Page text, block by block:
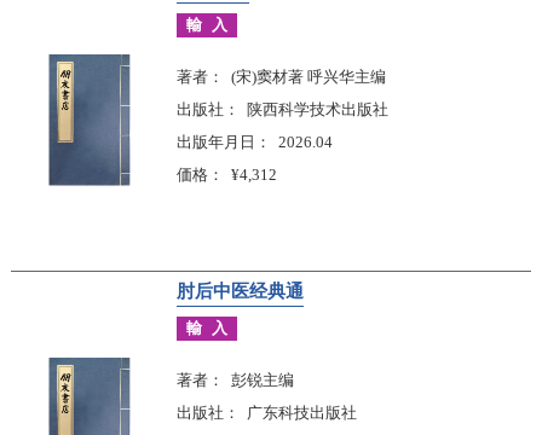
輸入
著者
(宋)窦材著 呼兴华主编
出版社
陕西科学技术出版社
出版年月日
2026.04
価格
¥4,312
肘后中医经典通
輸入
著者
彭锐主编
出版社
广东科技出版社